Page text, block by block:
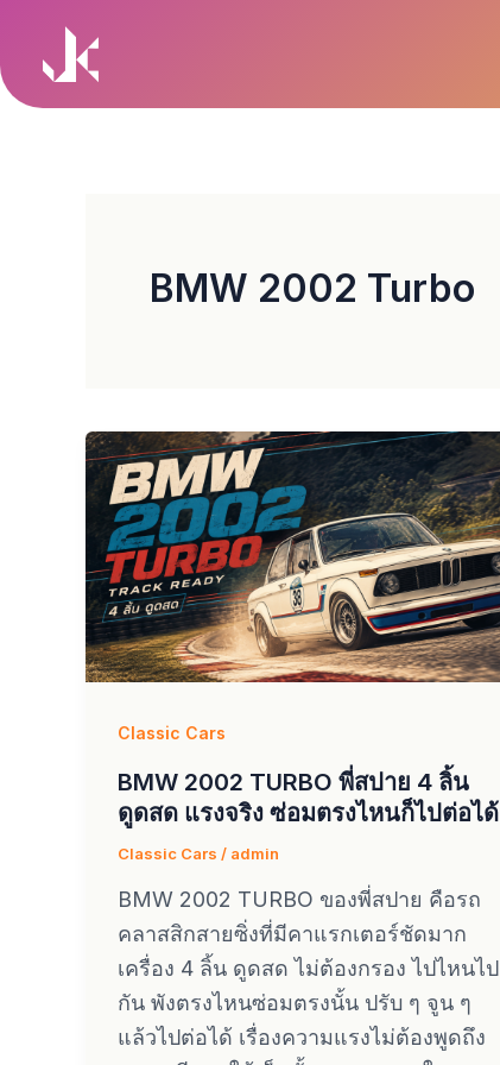
content
BMW 2002 Turbo
Classic Cars
BMW 2002 TURBO พี่สปาย 4 ลิ้น
ดูดสด แรงจริง ซ่อมตรงไหนก็ไปต่อได้
Classic Cars / admin
BMW 2002 TURBO ของพี่สปาย คือรถ
คลาสสิกสายซิ่งที่มีคาแรกเตอร์ชัดมาก
เครื่อง 4 ลิ้น ดูดสด ไม่ต้องกรอง ไปไหนไป
กัน พังตรงไหนซ่อมตรงนั้น ปรับ ๆ จูน ๆ
แล้วไปต่อได้ เรื่องความแรงไม่ต้องพูดถึง